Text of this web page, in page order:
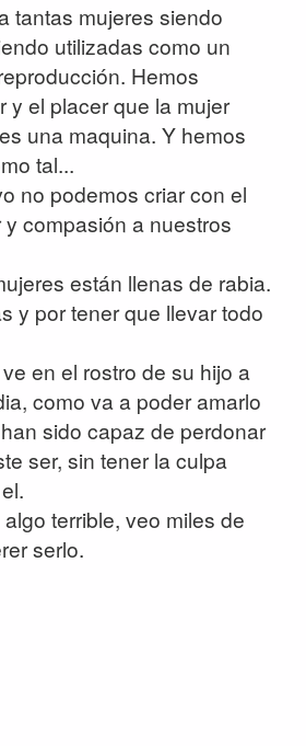
tantas mujeres siendo
utilizadas como un
Hemos
y el placer que la mujer
una maquina. Y hemos
tal...
no podemos criar con el
compasión a nuestros
están llenas de rabia.
y por tener que llevar todo
en el rostro de su hijo a
como va a poder amarlo
sido capaz de perdonar
ser, sin tener la culpa
terrible, veo miles de
serlo.